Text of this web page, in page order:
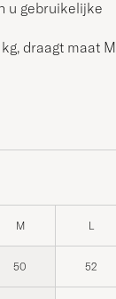
u gebruikelijke
draagt maat M
M L
50 52